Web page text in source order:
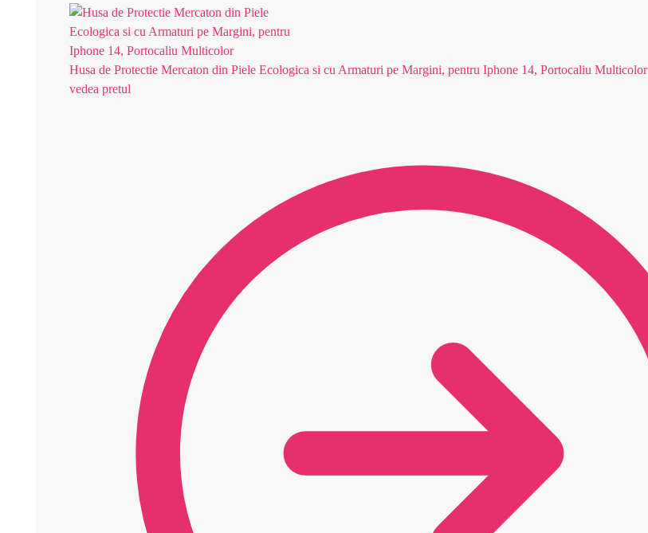
Husa de Protectie Mercaton din Piele Ecologica si cu Armaturi pe Margini, pentru Iphone 14, Portocaliu Multicolor
vedea pretul